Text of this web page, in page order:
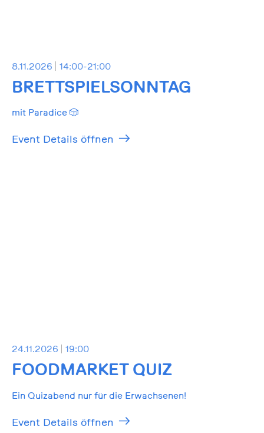
8.11.2026 14:00-21:00
BRETTSPIELSONNTAG
mit Paradice 🎲
Event Details öffnen
24.11.2026 19:00
FOODMARKET QUIZ
Ein Quizabend nur für die Erwachsenen!
Event Details öffnen